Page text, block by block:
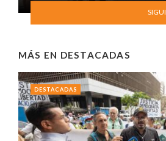
MÁS EN DESTACADAS
DESTACADAS